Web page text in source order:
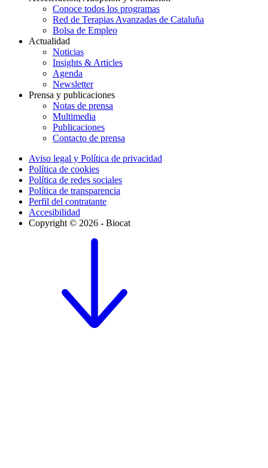
Conoce todos los programas
Red de Terapias Avanzadas de Cataluña
Bolsa de Empleo
Actualidad
Noticias
Insights & Articles
Agenda
Newsletter
Prensa y publicaciones
Notas de prensa
Multimedia
Publicaciones
Contacto de prensa
Aviso legal y Política de privacidad
Política de cookies
Política de redes sociales
Política de transparencia
Perfil del contratante
Accesibilidad
Copyright © 2026 - Biocat